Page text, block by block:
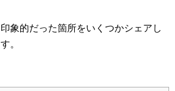
象的だった箇所をいくつかシェアし
。